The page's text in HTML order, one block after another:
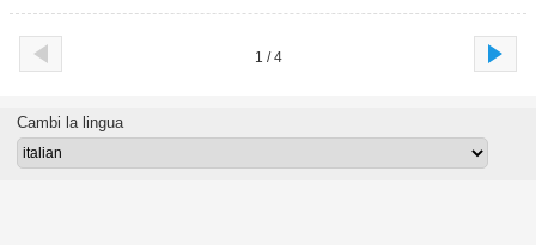
1 / 4
Cambi la lingua